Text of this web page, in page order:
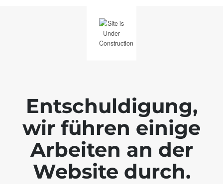
Entschuldigung,
wir führen einige
Arbeiten an der
Website durch.